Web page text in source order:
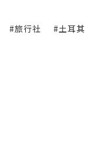
#旅行社 #土耳其